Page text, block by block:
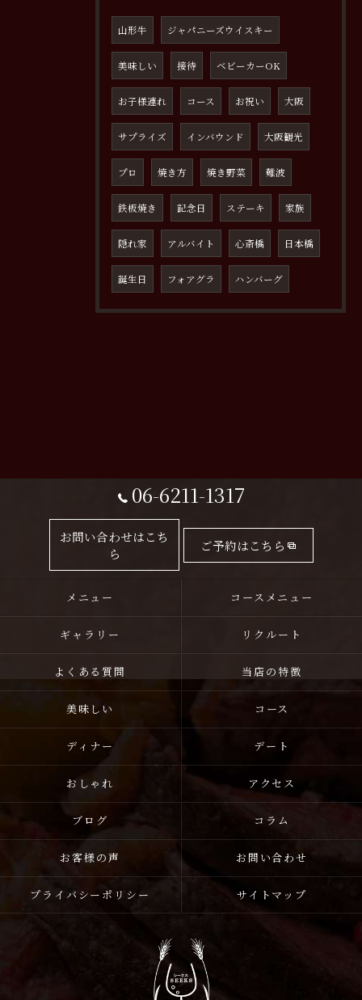
山形牛 ジャパニーズウイスキー
美味しい 接待 ベビーカーOK
お子様連れ コース お祝い 大阪
サプライズ インバウンド 大阪観光
プロ 焼き方 焼き野菜 難波
鉄板焼き 記念日 ステーキ 家族
隠れ家 アルバイト 心斎橋 日本橋
誕生日 フォアグラ ハンバーグ
06-6211-1317
お問い合わせはこち
ら
ご予約はこちら
メニュー コースメニュー
ギャラリー リクルート
よくある質問 当店の特徴
美味しい コース
ディナー デート
おしゃれ アクセス
ブログ コラム
お客様の声 お問い合わせ
プライバシーポリシー サイトマップ